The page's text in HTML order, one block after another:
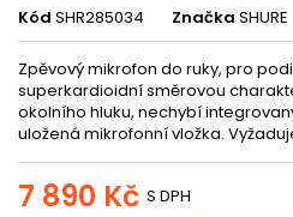
Kód SHR285034 Značka SHURE
Zpěvový mikrofon do ruky, pro
superkardioidní směrovou
okolního hluku, nechybí
uložená mikrofonní vložka.
7 890 Kč S DPH